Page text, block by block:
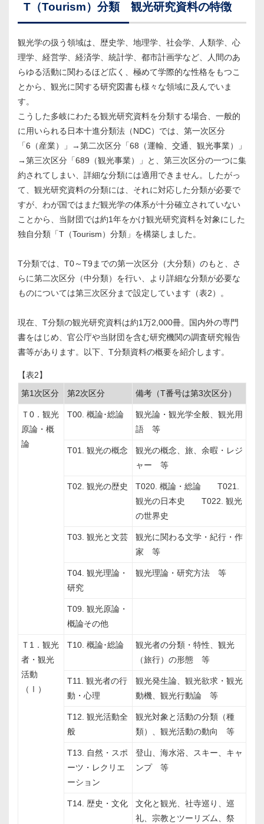
T（Tourism）分類 観光研究資料の特徴
観光学の扱う領域は、歴史学、地理学、社会学、人類学、心
理学、経営学、経済学、統計学、都市計画学など、人間のあ
らゆる活動に関わるほど広く、極めて学際的な性格をもつこ
とから、観光に関する研究図書も様々な領域に及んでいま
す。
こうした多岐にわたる観光研究資料を分類する場合、一般的
に用いられる日本十進分類法（NDC）では、第一次区分
「6（産業）」→第二次区分「68（運輸、交通、観光事業）」
→第三次区分「689（観光事業）」と、第三次区分の一つに集
約されてしまい、詳細な分類には適用できません。したがっ
て、観光研究資料の分類には、それに対応した分類が必要で
すが、わが国ではまだ観光学の体系が十分確立されていない
ことから、当財団では約1年をかけ観光研究資料を対象にした
独自分類「T（Tourism）分類」を構築しました。
T分類では、T0～T9までの第一次区分（大分類）のもと、さ
らに第二次区分（中分類）を行い、より詳細な分類が必要な
ものについては第三次区分まで設定しています（表2）。
現在、T分類の観光研究資料は約1万2,000冊。国内外の専門
書をはじめ、官公庁や当財団を含む研究機関の調査研究報告
書等があります。以下、T分類資料の概要を紹介します。
【表2】
第1次区分
第2次区分 備考（T番号は第3次区分）
Ｔ0．観光
原論・概
論
T00. 概論･総論
観光論・観光学全般、観光用
語 等
T01. 観光の概念
観光の概念、旅、余暇・レジ
ャー 等
T02. 観光の歴史
T020. 概論・総論 T021.
観光の日本史 T022. 観光
の世界史
T03. 観光と文芸
観光に関わる文学・紀行・作
家 等
T04. 観光理論・
研究
観光理論・研究方法 等
T09. 観光原論・
概論その他
Ｔ1．観光
者・観光
活動
（Ⅰ）
T10. 概論･総論
観光者の分類・特性、観光
（旅行）の形態 等
T11. 観光者の行
動・心理
観光発生論、観光欲求・観光
動機、観光行動論 等
T12. 観光活動全
般
観光対象と活動の分類（種
類）、観光活動の動向 等
T13. 自然・スポ
ーツ・レクリエ
ーション
登山、海水浴、スキー、キャ
ンプ 等
T14. 歴史・文化
文化と観光、社寺巡り、巡
礼、宗教とツーリズム、祭